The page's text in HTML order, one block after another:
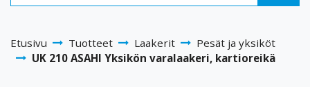
Etusivu Tuotteet Laakerit
Pesät ja yksiköt
UK 210 ASAHI Yksikön varalaakeri, kartioreikä